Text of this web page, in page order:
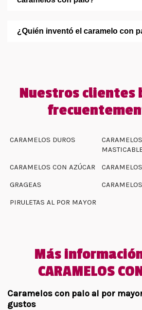
¿Quién inventó el caramelo con
Nuestros clientes
CARAMELOS DUROS
CARAMELOS
CARAMELOS CON AZÚCAR
GRAGEAS
PIRULETAS AL POR MAYOR
Más
CARAMELOS
Caramelos con palo al por
gustos